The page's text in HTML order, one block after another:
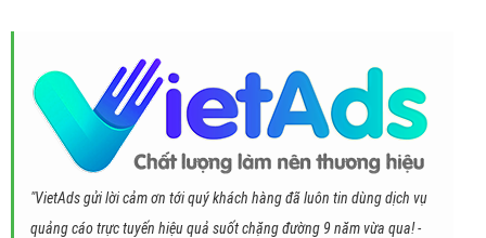
"VietAds gửi lời cảm ơn tới quý khách hàng đã luôn tin dùng dịch vụ
quảng cáo trực tuyến hiệu quả suốt chặng đường 9 năm vừa qua! -